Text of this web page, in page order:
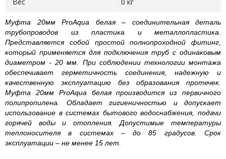
Муфта 20мм ProAqua белая – соединительная деталь
трубопроводов из пластика и металлопластика.
Представляется собой простой полнопроходной фитинг,
который применяется для подключения труб с одинаковым
диаметром - 20 мм. При соблюдении технологии монтажа
обеспечивает герметичность соединения, надежную и
качественную эксплуатацию без образования протечек.
Муфта 20мм ProAqua белая производится из первичного
полипропилена. Обладает гигиеничностью и допускает
использование в системах бытового водоснабжения, подачи
горячей воды и отопления. Допустимые температуры
теплоносителя в системах – до 85 градусов. Срок
эксплуатации – не менее 15 лет.